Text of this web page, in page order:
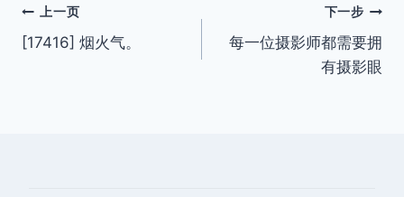
文
章
上一页
[17416] 烟火气。
下一步
每一位摄影师都需要拥
有摄影眼